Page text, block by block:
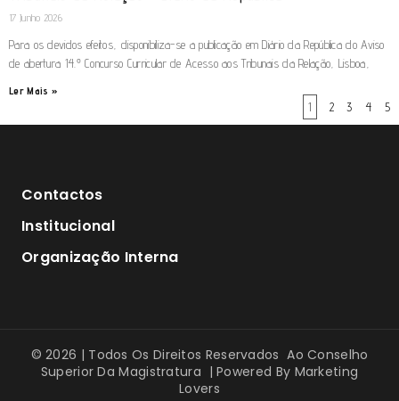
17 Junho 2026
Para os devidos efeitos, disponibiliza-se a publicação em Diário da República do Aviso
de abertura 14.º Concurso Curricular de Acesso aos Tribunais da Relação, Lisboa,
Ler Mais »
1 2 3 4 5
Contactos
Institucional
Organização Interna
© 2026 | Todos Os Direitos Reservados Ao Conselho
Superior Da Magistratura | Powered By Marketing
Lovers